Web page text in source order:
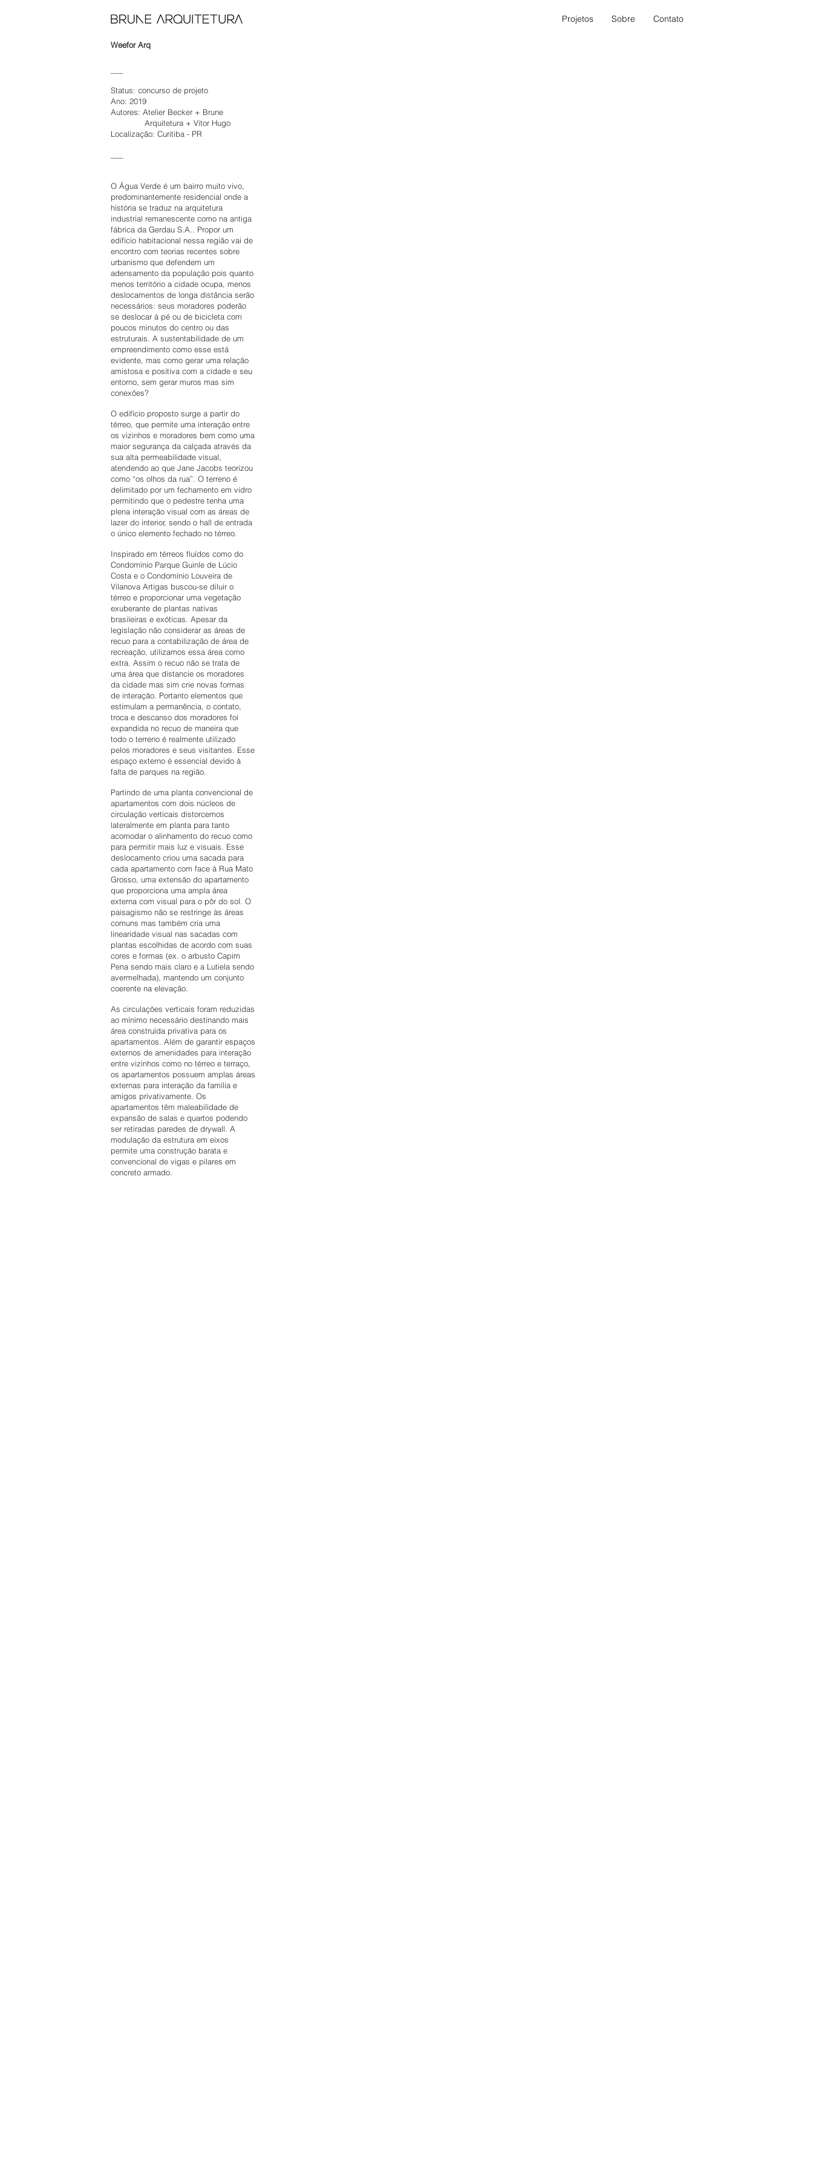
Projetos Sobre Contato
Weefor Arq
Status: concurso de projeto
Ano: 2019
Autores: Atelier Becker + Brune
Arquitetura + Vitor Hugo
Localização: Curitiba - PR
O Água Verde é um bairro muito vivo,
predominantemente residencial onde a
história se traduz na arquitetura
industrial remanescente como na antiga
fábrica da Gerdau S.A.. Propor um
edifício habitacional nessa região vai de
encontro com teorias recentes sobre
urbanismo que defendem um
adensamento da população pois quanto
menos território a cidade ocupa, menos
deslocamentos de longa distância serão
necessários: seus moradores poderão
se deslocar à pé ou de bicicleta com
poucos minutos do centro ou das
estruturais. A sustentabilidade de um
empreendimento como esse está
evidente, mas como gerar uma relação
amistosa e positiva com a cidade e seu
entorno, sem gerar muros mas sim
conexões?
O edifício proposto surge a partir do
térreo, que permite uma interação entre
os vizinhos e moradores bem como uma
maior segurança da calçada através da
sua alta permeabilidade visual,
atendendo ao que Jane Jacobs teorizou
como “os olhos da rua”. O terreno é
delimitado por um fechamento em vidro
permitindo que o pedestre tenha uma
plena interação visual com as áreas de
lazer do interior, sendo o hall de entrada
o único elemento fechado no térreo.
Inspirado em térreos fluídos como do
Condomínio Parque Guinle de Lúcio
Costa e o Condomínio Louveira de
Vilanova Artigas buscou-se diluir o
térreo e proporcionar uma vegetação
exuberante de plantas nativas
brasileiras e exóticas. Apesar da
legislação não considerar as áreas de
recuo para a contabilização de área de
recreação, utilizamos essa área como
extra. Assim o recuo não se trata de
uma área que distancie os moradores
da cidade mas sim crie novas formas
de interação. Portanto elementos que
estimulam a permanência, o contato,
troca e descanso dos moradores foi
expandida no recuo de maneira que
todo o terreno é realmente utilizado
pelos moradores e seus visitantes. Esse
espaço externo é essencial devido à
falta de parques na região.
Partindo de uma planta convencional de
apartamentos com dois núcleos de
circulação verticais distorcemos
lateralmente em planta para tanto
acomodar o alinhamento do recuo como
para permitir mais luz e visuais. Esse
deslocamento criou uma sacada para
cada apartamento com face à Rua Mato
Grosso, uma extensão do apartamento
que proporciona uma ampla área
externa com visual para o pôr do sol. O
paisagismo não se restringe às áreas
comuns mas também cria uma
linearidade visual nas sacadas com
plantas escolhidas de acordo com suas
cores e formas (ex. o arbusto Capim
Pena sendo mais claro e a Lutiela sendo
avermelhada), mantendo um conjunto
coerente na elevação.
As circulações verticais foram reduzidas
ao mínimo necessário destinando mais
área construída privativa para os
apartamentos. Além de garantir espaços
externos de amenidades para interação
entre vizinhos como no térreo e terraço,
os apartamentos possuem amplas áreas
externas para interação da família e
amigos privativamente. Os
apartamentos têm maleabilidade de
expansão de salas e quartos podendo
ser retiradas paredes de drywall. A
modulação da estrutura em eixos
permite uma construção barata e
convencional de vigas e pilares em
concreto armado.